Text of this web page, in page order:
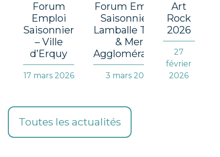
Forum
Emploi
Saisonnier
– Ville
d’Erquy
17 mars 2026
Forum Emploi
Saisonnier –
Lamballe Terre
& Mer
Agglomération
3 mars 2026
Art
Rock
2026
27
février
2026
Toutes les actualités